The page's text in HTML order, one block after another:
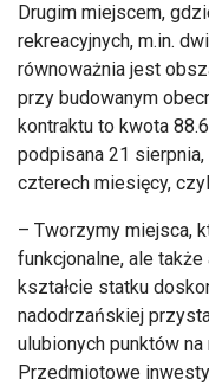
Drugim miejscem,
rekreacyjnych, m.in.
równoważnia jest
przy budowanym
kontraktu to kwota
podpisana 21
czterech miesięcy,
– Tworzymy miejsca,
funkcjonalne, ale
kształcie statku
nadodrzańskiej
ulubionych punktów na
Przedmiotowe